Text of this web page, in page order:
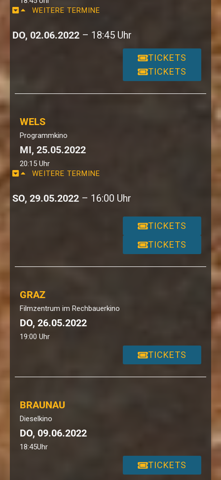
WEITERE TERMINE
DO, 02.06.2022 – 18:45 Uhr
TICKETS
TICKETS
WELS
Programmkino
MI, 25.05.2022
20:15 Uhr
WEITERE TERMINE
SO, 29.05.2022 – 16:00 Uhr
TICKETS
TICKETS
GRAZ
Filmzentrum im Rechbauerkino
DO, 26.05.2022
19:00 Uhr
TICKETS
BRAUNAU
Dieselkino
DO, 09.06.2022
18:45Uhr
TICKETS